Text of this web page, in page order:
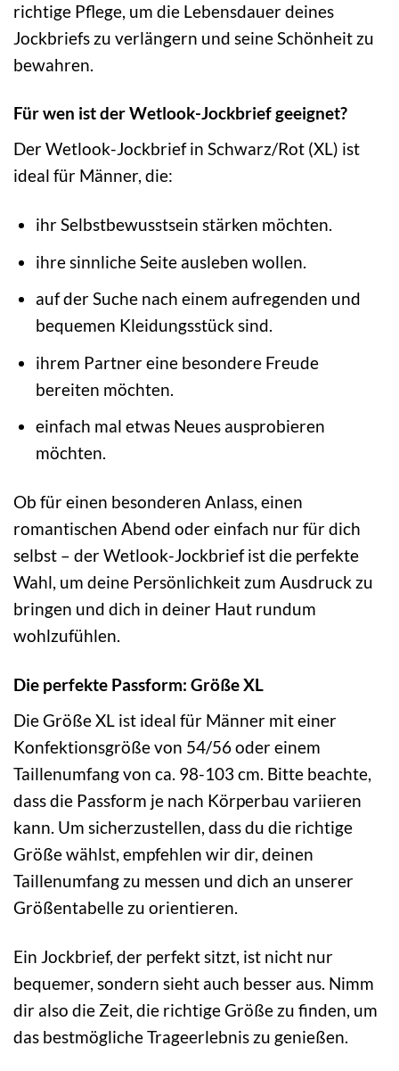
richtige Pflege, um die Lebensdauer deines
Jockbriefs zu verlängern und seine Schönheit zu
bewahren.
Für wen ist der Wetlook-Jockbrief geeignet?
Der Wetlook-Jockbrief in Schwarz/Rot (XL) ist
ideal für Männer, die:
ihr Selbstbewusstsein stärken möchten.
ihre sinnliche Seite ausleben wollen.
auf der Suche nach einem aufregenden und
bequemen Kleidungsstück sind.
ihrem Partner eine besondere Freude
bereiten möchten.
einfach mal etwas Neues ausprobieren
möchten.
Ob für einen besonderen Anlass, einen
romantischen Abend oder einfach nur für dich
selbst – der Wetlook-Jockbrief ist die perfekte
Wahl, um deine Persönlichkeit zum Ausdruck zu
bringen und dich in deiner Haut rundum
wohlzufühlen.
Die perfekte Passform: Größe XL
Die Größe XL ist ideal für Männer mit einer
Konfektionsgröße von 54/56 oder einem
Taillenumfang von ca. 98-103 cm. Bitte beachte,
dass die Passform je nach Körperbau variieren
kann. Um sicherzustellen, dass du die richtige
Größe wählst, empfehlen wir dir, deinen
Taillenumfang zu messen und dich an unserer
Größentabelle zu orientieren.
Ein Jockbrief, der perfekt sitzt, ist nicht nur
bequemer, sondern sieht auch besser aus. Nimm
dir also die Zeit, die richtige Größe zu finden, um
das bestmögliche Trageerlebnis zu genießen.